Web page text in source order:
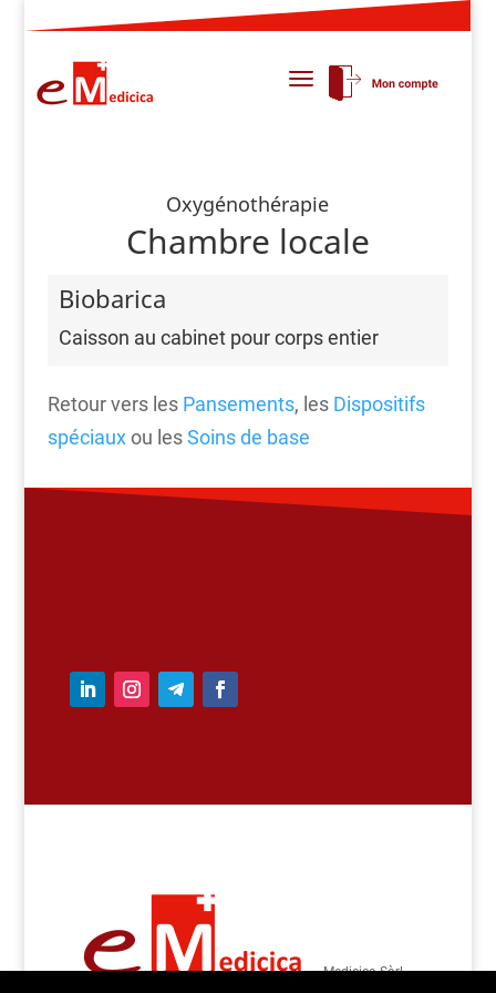
Oxygénothérapie
Chambre locale
Biobarica
Caisson au cabinet pour corps entier
Retour vers les Pansements, les Dispositifs
spéciauxou lesSoins de base
– Medicica Sàrl –